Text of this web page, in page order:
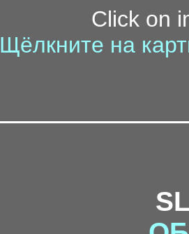
Click on
Щёлкните на